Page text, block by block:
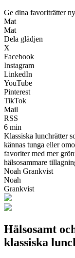
Ge dina favoriträtter
Mat
Mat
Dela glädjen
X
Facebook
Instagram
LinkedIn
YouTube
Pinterest
TikTok
Mail
RSS
6 min
Klassiska lunchrätter
kännas tunga eller
favoriter med mer
hälsosammare
Noah Grankvist
Noah
Grankvist
Hälsosamt
klassiska